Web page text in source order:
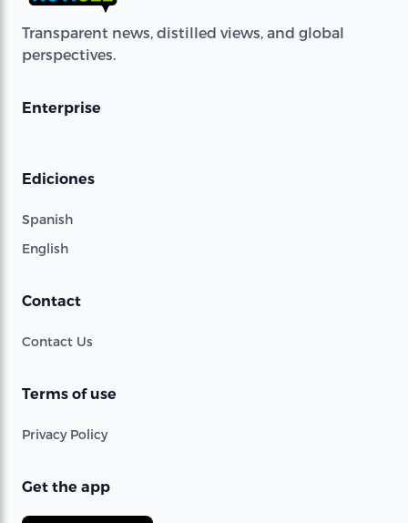
Transparent news, distilled views, and global
perspectives.
Enterprise
Ediciones
Spanish
English
Contact
Contact Us
Terms of use
Privacy Policy
Get the app